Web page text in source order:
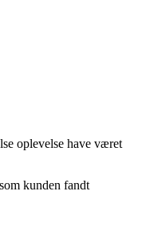
oplevelse have været
kunden fandt